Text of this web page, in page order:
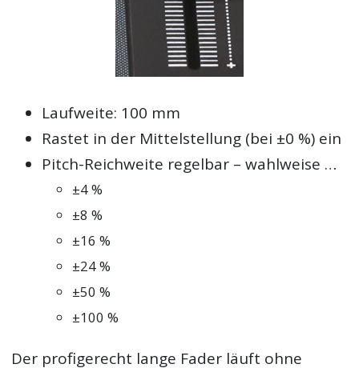
Laufweite: 100 mm
Rastet in der Mittelstellung (bei ±0 %) ein
Pitch-Reichweite regelbar – wahlweise …
±4 %
±8 %
±16 %
±24 %
±50 %
±100 %
Der profigerecht lange Fader läuft ohne